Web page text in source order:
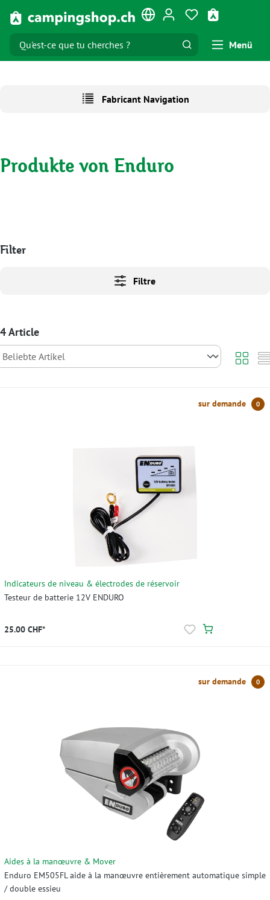
Passer au contenu principal Vous avez 0
Menü
Fabricant Navigation
Produkte von Enduro
Filter
Filtre
Article
sur demande 0
Indicateurs de niveau & électrodes de réservoir
Testeur de batterie 12V ENDURO
25.00 CHF*
sur demande 0
Aides à la manœuvre & Mover
Enduro EM505FL aide à la manœuvre entièrement automatique simple
/ double essieu